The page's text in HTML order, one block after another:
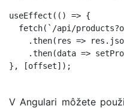
useEffect(() => {
fetch(`/api/
.then(res =>
.then(data =>
}, [offset]);
V Angulari môžete